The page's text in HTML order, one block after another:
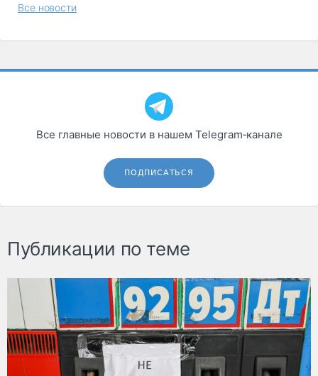
Все новости
Все главные новости в нашем Telegram‑канале
ПОДПИСАТЬСЯ
Публикации по теме